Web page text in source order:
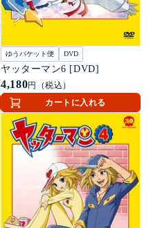
ゆうパケット便 DVD
ヤッターマン6 [DVD]
4,180円（税込）
カートに入れる